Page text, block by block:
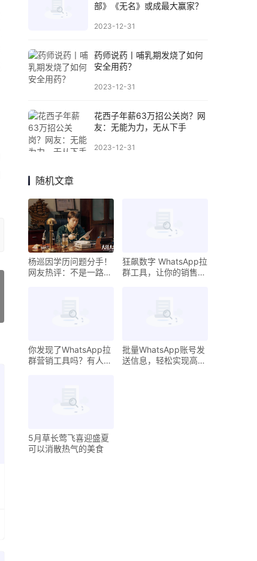
部》《无名》或成最大赢家？
2023-12-31
药师说药丨哺乳期发烧了如何
安全用药？
2023-12-31
花西子年薪63万招公关岗？网
友：无能为力，无从下手
2023-12-31
随机文章
杨巡因学历问题分手！
网友热评：不是一路人
狂飙数字 WhatsApp拉
群工具，让你的销售成
你发现了WhatsApp拉
群营销工具吗？有人已
批量WhatsApp账号发
送信息，轻松实现高效
5月草长莺飞喜迎盛夏
可以消散热气的美食